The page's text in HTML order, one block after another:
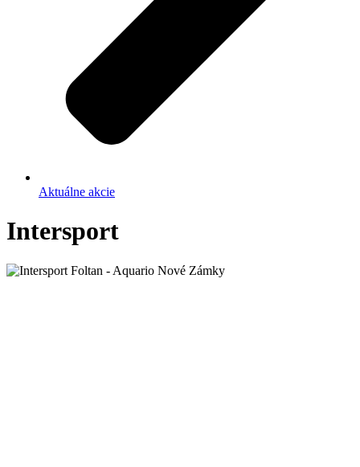
Aktuálne akcie
Intersport